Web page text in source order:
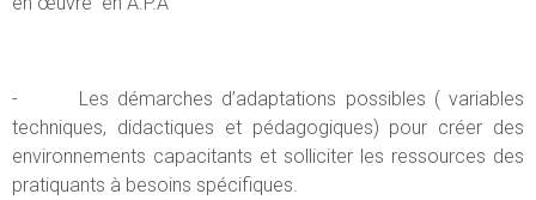
- Les démarches d’adaptations possibles ( variables
techniques, didactiques et pédagogiques) pour créer des
environnements capacitants et solliciter les ressources des
pratiquants à besoins spécifiques.